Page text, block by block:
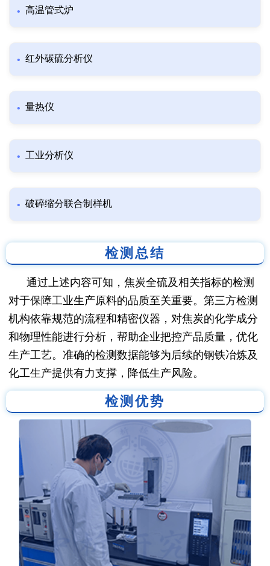
高温管式炉
红外碳硫分析仪
量热仪
工业分析仪
破碎缩分联合制样机
检测总结
通过上述内容可知，焦炭全硫及相关指标的检测
对于保障工业生产原料的品质至关重要。第三方检测
机构依靠规范的流程和精密仪器，对焦炭的化学成分
和物理性能进行分析，帮助企业把控产品质量，优化
生产工艺。准确的检测数据能够为后续的钢铁冶炼及
化工生产提供有力支撑，降低生产风险。
检测优势